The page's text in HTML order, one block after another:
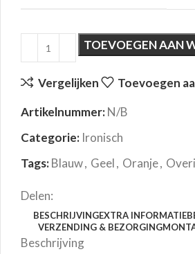
TOEVOEGEN AAN
Vergelijken Toevoegen
Artikelnummer:N/B
Categorie: Ironisch
Tags:Blauw, Geel, Oranje,
Delen:
BESCHRIJVINGEXTRA INFORMATIE
VERZENDING & BEZORGING
Beschrijving